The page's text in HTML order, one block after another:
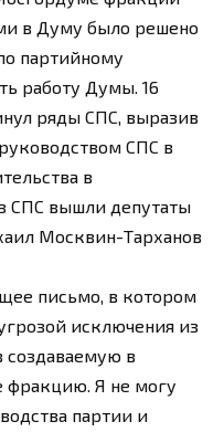
в Думу было решено
партийному
работу Думы. 16
ряды СПС, выразив
СПС в
в
СПС вышли депутаты
Москвин-Тарханов
письмо, в котором
исключения из
создаваемую в
фракцию. Я не могу
партии и